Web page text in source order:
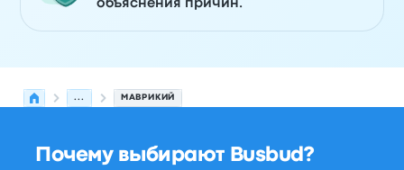
объяснения причин.
... МАВРИКИЙ
Почему выбирают Busbud?